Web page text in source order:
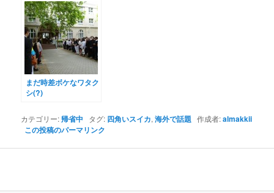
まだ時差ボケなワタク
シ(?)
カテゴリー: 帰省中 タグ: 四角いスイカ,海外で話題 作成者:almakkii
この投稿のパーマリンク